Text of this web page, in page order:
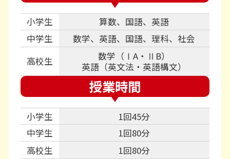
小学生
算数、国語、英語
中学生
数学、英語、国語、理科、社会
高校生
数学（ⅠA・ⅡB）
英語（英文法・英語構文）
授業時間
小学生
1回45分
中学生
1回80分
高校生
1回80分